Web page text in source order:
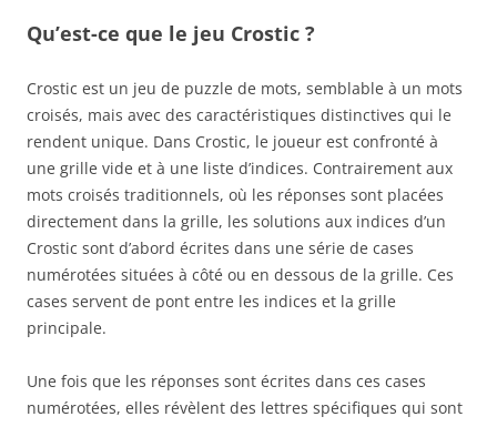
Qu’est-ce que le jeu Crostic ?
Crostic est un jeu de puzzle de mots, semblable à un mots
croisés, mais avec des caractéristiques distinctives qui le
rendent unique. Dans Crostic, le joueur est confronté à
une grille vide et à une liste d’indices. Contrairement aux
mots croisés traditionnels, où les réponses sont placées
directement dans la grille, les solutions aux indices d’un
Crostic sont d’abord écrites dans une série de cases
numérotées situées à côté ou en dessous de la grille. Ces
cases servent de pont entre les indices et la grille
principale.
Une fois que les réponses sont écrites dans ces cases
numérotées, elles révèlent des lettres spécifiques qui sont